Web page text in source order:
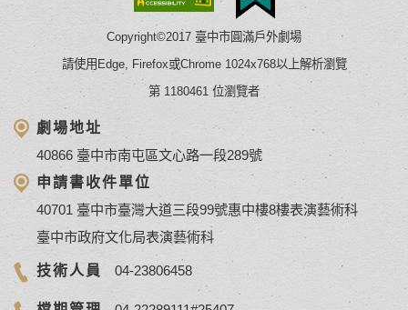
Copyright©2017 臺中市圓滿戶外劇場
請使用Edge, Firefox或Chrome 1024x768以上解析瀏覽
第 1180461 位瀏覽者
劇場地址
40866 臺中市南屯區文心路一段289號
申請書收件單位
40701 臺中市臺灣大道三段99號惠中樓8樓表演藝術科
臺中市政府文化局表演藝術科
技術人員 04-23806458